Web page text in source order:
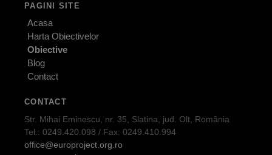
PAGINI SITE
Acasa
Harta Obiectivelor
Obiective
Blog
Contact
CONTACT
Str. Mihai Eminescu, nr. 35, Slatina, jud. Olt, România
Tel.: 0249.420.098 / Fax: 0249.410.994
office@europroject.org.ro